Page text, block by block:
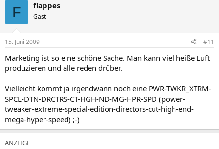
F flappes
Gast
15. Juni 2009 #11
Marketing ist so eine schöne Sache. Man kann viel heiße Luft
produzieren und alle reden drüber.
Vielleicht kommt ja irgendwann noch eine PWR-TWKR_XTRM-
SPCL-DTN-DRCTRS-CT-HGH-ND-MG-HPR-SPD (power-
tweaker-extreme-special-edition-directors-cut-high-end-
mega-hyper-speed) ;-)